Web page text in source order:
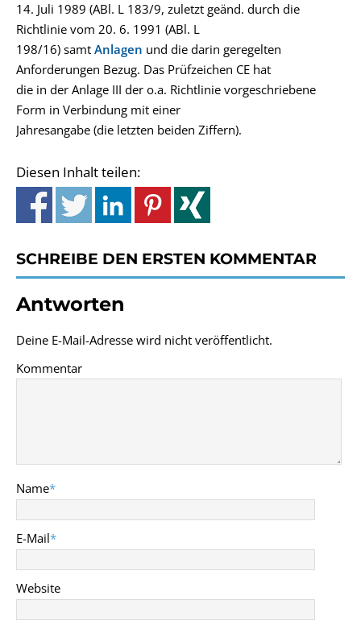
14. Juli 1989 (ABl. L 183/9, zuletzt geänd. durch die
Richtlinie vom 20. 6. 1991 (ABl. L
198/16) samt Anlagen und die darin geregelten
Anforderungen Bezug. Das Prüfzeichen CE hat
die in der Anlage III der o.a. Richtlinie vorgeschriebene
Form in Verbindung mit einer
Jahresangabe (die letzten beiden Ziffern).
Diesen Inhalt teilen:
SCHREIBE DEN ERSTEN KOMMENTAR
Antworten
Deine E-Mail-Adresse wird nicht veröffentlicht.
Kommentar
Name*
E-Mail*
Website